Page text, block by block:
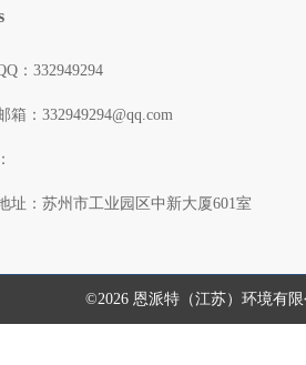
：332949294
箱：332949294@qq.com
址：苏州市工业园区中新大厦601室
©2026 恩派特（江苏）环境有